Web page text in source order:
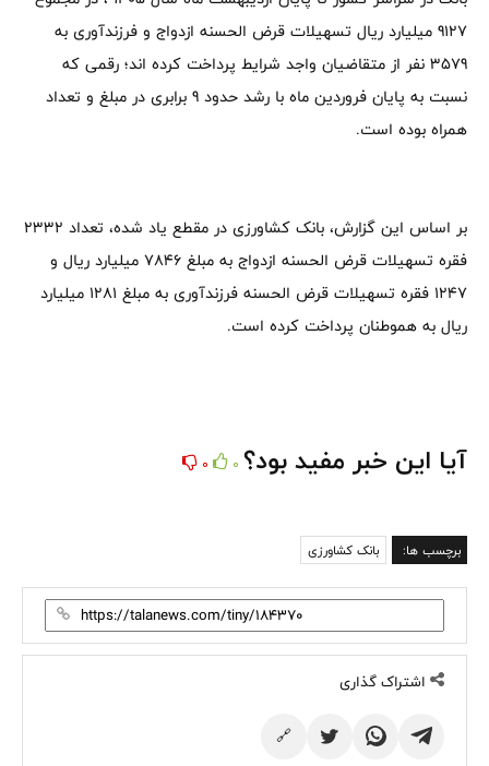
9127 میلیارد ریال تسهیلات قرض الحسنه ازدواج و فرزندآوری به
3579 نفر از متقاضیان واجد شرایط پرداخت کرده اند؛ رقمی که
نسبت به پایان فروردین ماه با رشد حدود 9 برابری در مبلغ و تعداد
همراه بوده است.
بر اساس این گزارش، بانک کشاورزی در مقطع یاد شده، تعداد 2332
فقره تسهیلات قرض الحسنه ازدواج به مبلغ 7846 میلیارد ریال و
1247 فقره تسهیلات قرض الحسنه فرزندآوری به مبلغ 1281 میلیارد
ریال به هموطنان پرداخت کرده است.
آیا این خبر مفید بود؟ 0
0
برچسب ها: بانک کشاورزی
اشتراک گذاری
🔗